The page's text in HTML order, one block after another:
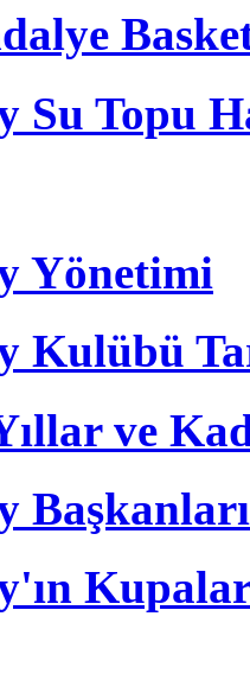
Su Topu
Yönetimi
Kulübü
ve
Başkanları